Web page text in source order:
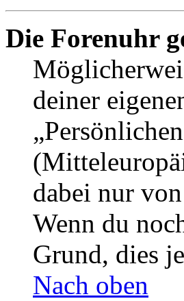
Die Forenuhr
deiner
dabei nur
Wenn du
Grund, dies
Nach oben